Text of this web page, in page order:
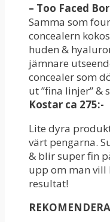
– Too Faced
Samma som
concealern
huden &
jämnare
concealer som
ut ”fina linjer” &
Kostar ca 275:-
Lite dyra
värt pengarna.
& blir super fin
upp om man vill
resultat!